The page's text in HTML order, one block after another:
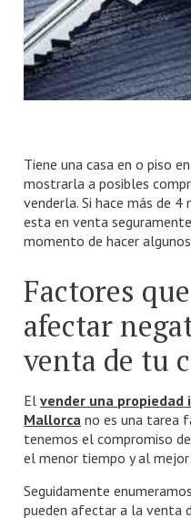
Tiene una casa en o piso
mostrarla a posibles
venderla. Si hace más de 4
esta en venta
momento de hacer
Factores
afectar
venta de tu
Elvender una propiedad
Mallorca no es una tarea
tenemos el compromiso
el menor tiempo y al mejor
Seguidamente
pueden afectar a la venta